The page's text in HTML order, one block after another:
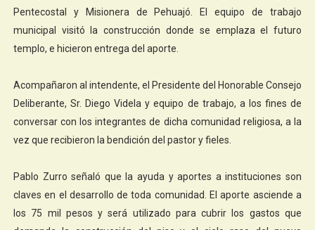
Pentecostal y Misionera de Pehuajó. El equipo de trabajo
municipal visitó la construcción donde se emplaza el futuro
templo, e hicieron entrega del aporte.
Acompañaron al intendente, el Presidente del Honorable Consejo
Deliberante, Sr. Diego Videla y equipo de trabajo, a los fines de
conversar con los integrantes de dicha comunidad religiosa, a la
vez que recibieron la bendición del pastor y fieles.
Pablo Zurro señaló que la ayuda y aportes a instituciones son
claves en el desarrollo de toda comunidad. El aporte asciende a
los 75 mil pesos y será utilizado para cubrir los gastos que